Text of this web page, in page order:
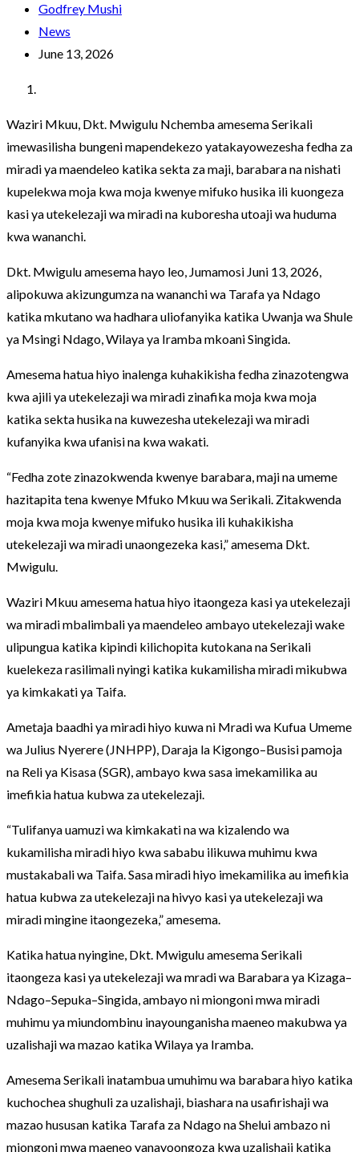
Godfrey Mushi
News
June 13, 2026
Waziri Mkuu, Dkt. Mwigulu Nchemba amesema Serikali
imewasilisha bungeni mapendekezo yatakayowezesha fedha za
miradi ya maendeleo katika sekta za maji, barabara na nishati
kupelekwa moja kwa moja kwenye mifuko husika ili kuongeza
kasi ya utekelezaji wa miradi na kuboresha utoaji wa huduma
kwa wananchi.
Dkt. Mwigulu amesema hayo leo, Jumamosi Juni 13, 2026,
alipokuwa akizungumza na wananchi wa Tarafa ya Ndago
katika mkutano wa hadhara uliofanyika katika Uwanja wa Shule
ya Msingi Ndago, Wilaya ya Iramba mkoani Singida.
Amesema hatua hiyo inalenga kuhakikisha fedha zinazotengwa
kwa ajili ya utekelezaji wa miradi zinafika moja kwa moja
katika sekta husika na kuwezesha utekelezaji wa miradi
kufanyika kwa ufanisi na kwa wakati.
“Fedha zote zinazokwenda kwenye barabara, maji na umeme
hazitapita tena kwenye Mfuko Mkuu wa Serikali. Zitakwenda
moja kwa moja kwenye mifuko husika ili kuhakikisha
utekelezaji wa miradi unaongezeka kasi,” amesema Dkt.
Mwigulu.
Waziri Mkuu amesema hatua hiyo itaongeza kasi ya utekelezaji
wa miradi mbalimbali ya maendeleo ambayo utekelezaji wake
ulipungua katika kipindi kilichopita kutokana na Serikali
kuelekeza rasilimali nyingi katika kukamilisha miradi mikubwa
ya kimkakati ya Taifa.
Ametaja baadhi ya miradi hiyo kuwa ni Mradi wa Kufua Umeme
wa Julius Nyerere (JNHPP), Daraja la Kigongo–Busisi pamoja
na Reli ya Kisasa (SGR), ambayo kwa sasa imekamilika au
imefikia hatua kubwa za utekelezaji.
“Tulifanya uamuzi wa kimkakati na wa kizalendo wa
kukamilisha miradi hiyo kwa sababu ilikuwa muhimu kwa
mustakabali wa Taifa. Sasa miradi hiyo imekamilika au imefikia
hatua kubwa za utekelezaji na hivyo kasi ya utekelezaji wa
miradi mingine itaongezeka,” amesema.
Katika hatua nyingine, Dkt. Mwigulu amesema Serikali
itaongeza kasi ya utekelezaji wa mradi wa Barabara ya Kizaga–
Ndago–Sepuka–Singida, ambayo ni miongoni mwa miradi
muhimu ya miundombinu inayounganisha maeneo makubwa ya
uzalishaji wa mazao katika Wilaya ya Iramba.
Amesema Serikali inatambua umuhimu wa barabara hiyo katika
kuchochea shughuli za uzalishaji, biashara na usafirishaji wa
mazao hususan katika Tarafa za Ndago na Shelui ambazo ni
miongoni mwa maeneo yanayoongoza kwa uzalishaji katika